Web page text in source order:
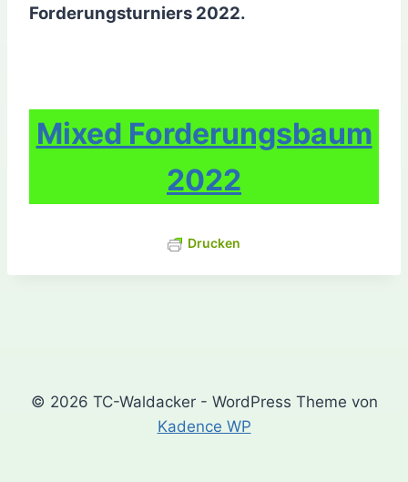
Forderungsturniers 2022.
Mixed Forderungsbaum
2022
Drucken
© 2026 TC-Waldacker - WordPress Theme von
Kadence WP